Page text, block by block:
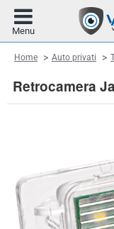
Retrocamera
HomehomeAuto privati